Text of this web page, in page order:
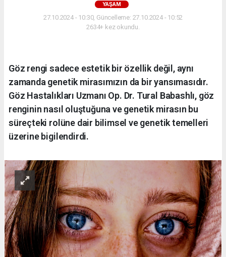
YAŞAM
27.10.2024 - 10:30, Güncelleme: 27.10.2024 - 10:52
2634+ kez okundu.
Göz rengi sadece estetik bir özellik değil, aynı
zamanda genetik mirasımızın da bir yansımasıdır.
Göz Hastalıkları Uzmanı Op. Dr. Tural Babashlı, göz
renginin nasıl oluştuğuna ve genetik mirasın bu
süreçteki rolüne dair bilimsel ve genetik temelleri
üzerine bigilendirdi.